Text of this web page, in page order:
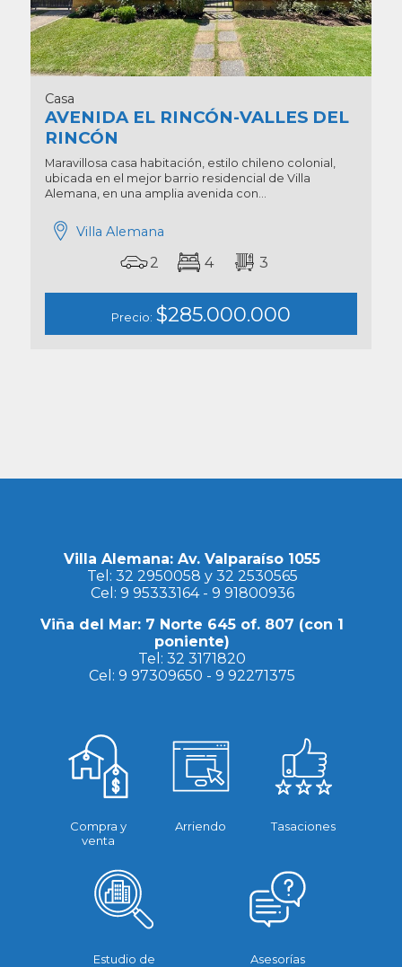
Casa
AVENIDA EL RINCÓN-VALLES DEL
RINCÓN
Maravillosa casa habitación, estilo chileno colonial,
ubicada en el mejor barrio residencial de Villa
Alemana, en una amplia avenida con...
Villa Alemana
2 4 3
Precio: $285.000.000
Villa Alemana: Av. Valparaíso 1055
Tel: 32 2950058 y 32 2530565
Cel: 9 95333164- 9 91800936
Viña del Mar: 7 Norte 645 of. 807 (con 1
poniente)
Tel:32 3171820
Cel:9 97309650 -9 92271375
Compra y
venta
Arriendo Tasaciones
Estudio de
Asesorías